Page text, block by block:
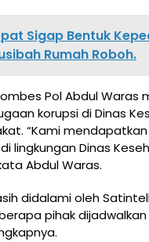
Sigap Bentuk
Rumah Roboh.
Pol Abdul Waras
korupsi di Dinas
“Kami
lingkungan Dinas
Abdul Waras.
didalami oleh
pihak